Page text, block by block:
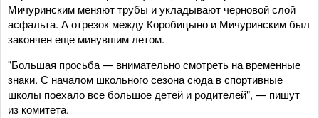
Мичуринским меняют трубы и укладывают черновой слой
асфальта. А отрезок между Коробицыно и Мичуринским был
закончен еще минувшим летом.
"Большая просьба — внимательно смотреть на временные
знаки. С началом школьного сезона сюда в спортивные
школы поехало все большое детей и родителей", — пишут
из комитета.